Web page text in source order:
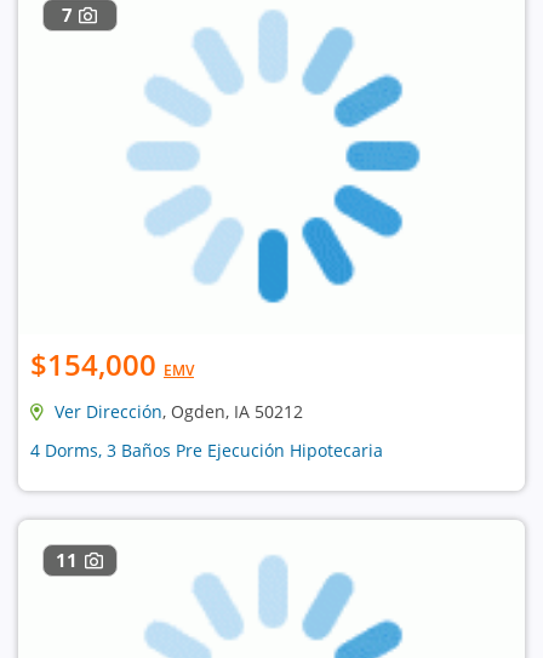
7
$154,000 EMV
Ver Dirección, Ogden, IA 50212
4 Dorms, 3 Baños Pre Ejecución Hipotecaria
11